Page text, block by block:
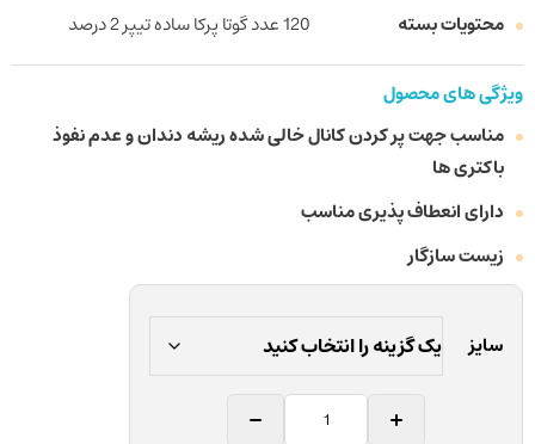
محتویات بسته
120 عدد گوتا پرکا ساده تیپر 2 درصد
ویژگی های محصول
مناسب جهت پر کردن کانال خالی شده ریشه دندان و عدم نفوذ
باکتری ها
دارای انعطاف پذیری مناسب
زیست سازگار
سایز